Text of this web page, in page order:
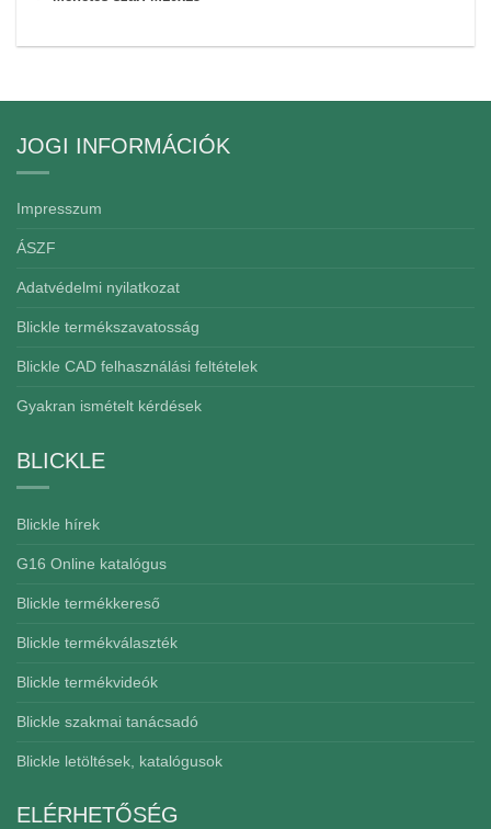
JOGI INFORMÁCIÓK
Impresszum
ÁSZF
Adatvédelmi nyilatkozat
Blickle termékszavatosság
Blickle CAD felhasználási feltételek
Gyakran ismételt kérdések
BLICKLE
Blickle hírek
G16 Online katalógus
Blickle termékkereső
Blickle termékválaszték
Blickle termékvideók
Blickle szakmai tanácsadó
Blickle letöltések, katalógusok
ELÉRHETŐSÉG